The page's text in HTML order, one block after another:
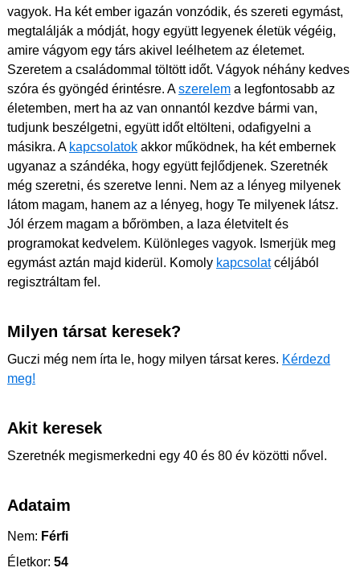
vagyok. Ha két ember igazán vonzódik, és szereti egymást,
megtalálják a módját, hogy együtt legyenek életük végéig,
amire vágyom egy társ akivel leélhetem az életemet.
Szeretem a családommal töltött időt. Vágyok néhány kedves
szóra és gyöngéd érintésre. Aszerelem a legfontosabb az
életemben, mert ha az van onnantól kezdve bármi van,
tudjunk beszélgetni, együtt időt eltölteni, odafigyelni a
másikra. A kapcsolatok akkor működnek, ha két embernek
ugyanaz a szándéka, hogy együtt fejlődjenek. Szeretnék
még szeretni, és szeretve lenni. Nem az a lényeg milyenek
látom magam, hanem az a lényeg, hogy Te milyenek látsz.
Jól érzem magam a bőrömben, a laza életvitelt és
programokat kedvelem. Különleges vagyok. Ismerjük meg
egymást aztán majd kiderül. Komoly kapcsolatcéljából
regisztráltam fel.
Milyen társat keresek?
Guczi még nem írta le, hogy milyen társat keres. Kérdezd
meg!
Akit keresek
Szeretnék megismerkedni egy 40 és 80 év közötti nővel.
Adataim
Nem: Férfi
Életkor: 54